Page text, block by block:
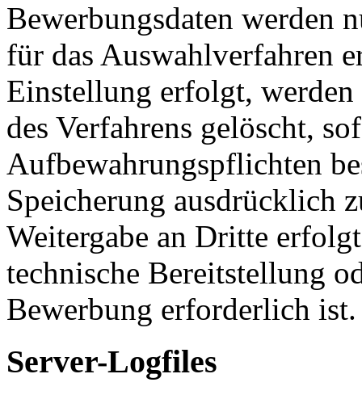
Bewerbungsdaten werden
für das Auswahlverfahren
Einstellung erfolgt,
des Verfahrens gelöscht,
Aufbewahrungspflichten
Speicherung ausdrücklich
Weitergabe an Dritte
technische Bereitstellung
Bewerbung erforderlich ist.
Server-Logfiles